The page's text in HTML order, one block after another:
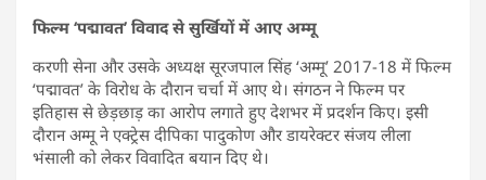
फिल्म ‘पद्मावत’ विवाद से सुर्खियों में आए अम्मू
करणी सेना और उसके अध्यक्ष सूरजपाल सिंह ‘अम्मू’ 2017-18 में फिल्म
‘पद्मावत’ के विरोध के दौरान चर्चा में आए थे। संगठन ने फिल्म पर
इतिहास से छेड़छाड़ का आरोप लगाते हुए देशभर में प्रदर्शन किए। इसी
दौरान अम्मू ने एक्ट्रेस दीपिका पादुकोण और डायरेक्टर संजय लीला
भंसाली को लेकर विवादित बयान दिए थे।